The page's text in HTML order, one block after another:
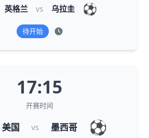
英格兰 vs 乌拉圭 ⚽
待开始
17:15
开赛时间
美国 vs 墨西哥 ⚽